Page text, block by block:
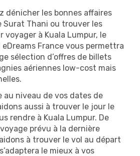
dénicher les bonnes affaires
Surat Thani ou trouver les
voyager à Kuala Lumpur, le
France vous permettra
sélection d’offres de billets
aériennes low-cost mais
au niveau de vos dates de
aussi à trouver le jour le
rendre à Kuala Lumpur. De
prévu à la dernière
à trouver le vol au départ
le mieux à vos